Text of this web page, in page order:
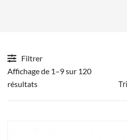
Filtrer
Affichage de 1–9 sur 120
résultats